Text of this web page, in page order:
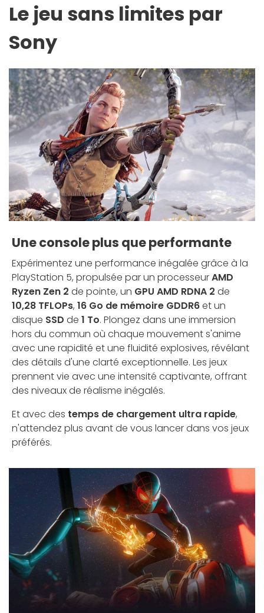
Le jeu sans limites par
Sony
Une console plus que performante
Expérimentez une performance inégalée grâce à la
PlayStation 5, propulsée par un processeurAMD
Ryzen Zen 2 de pointe, un GPU AMD RDNA 2 de
10,28 TFLOPs, 16 Go de mémoire GDDR6et un
disque SSD de 1 To. Plongez dans une immersion
hors du commun où chaque mouvement s'anime
avec une rapidité et une fluidité explosives, révélant
des détails d'une clarté exceptionnelle. Les jeux
prennent vie avec une intensité captivante, offrant
des niveaux de réalisme inégalés.
Et avec des temps de chargement ultra rapide,
n'attendez plus avant de vous lancer dans vos jeux
préférés.